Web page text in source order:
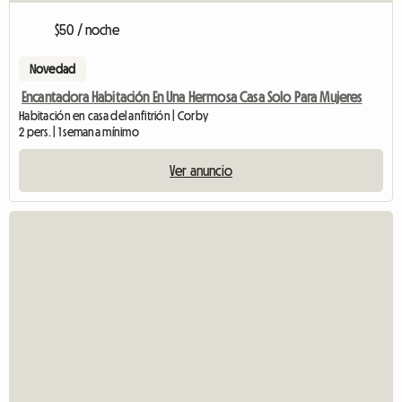
$50 / noche
Novedad
Encantadora Habitación En Una Hermosa Casa Solo Para Mujeres
Habitación en casa del anfitrión | Corby
2 pers. | 1 semana mínimo
Ver anuncio